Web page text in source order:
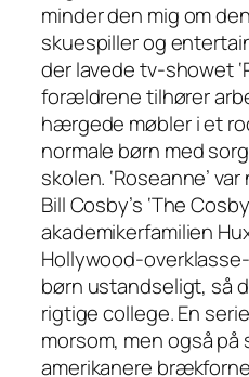
minder den mig om
skuespiller og
der lavede tv-showet
forældrene tilhører
hærgede møbler i et
normale børn med
skolen. ‘Roseanne’
Bill Cosby’s ‘The
akademikerfamilien
Hollywood-
børn ustandseligt, så
rigtige college. En
morsom, men også på
amerikanere